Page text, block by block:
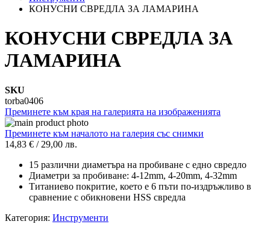
КОНУСНИ СВРЕДЛА ЗА ЛАМАРИНА
КОНУСНИ СВРЕДЛА ЗА
ЛАМАРИНА
SKU
torba0406
Преминете към края на галерията на изображенията
Преминете към началото на галерия със снимки
14,83 € / 29,00 лв.
15 различни диаметъра на пробиване с едно свредло
Диаметри за пробиване: 4-12mm, 4-20mm, 4-32mm
Титаниево покритие, което е 6 пъти по-издръжливо в
сравнение с обикновени HSS свредла
Категория: Инструменти